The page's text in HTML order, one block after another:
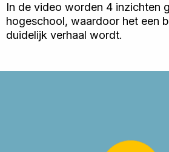
In de video worden 4 inzichten
hogeschool, waardoor het een
duidelijk verhaal wordt.